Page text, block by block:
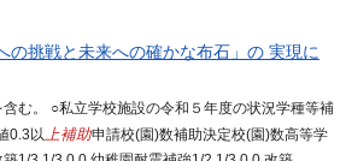
の挑戦と未来への確かな布石」の 実現に
む。 ○私立学校施設の令和５年度の状況学種等補
0.3以上補助申請校(園)数補助決定校(園)数高等学